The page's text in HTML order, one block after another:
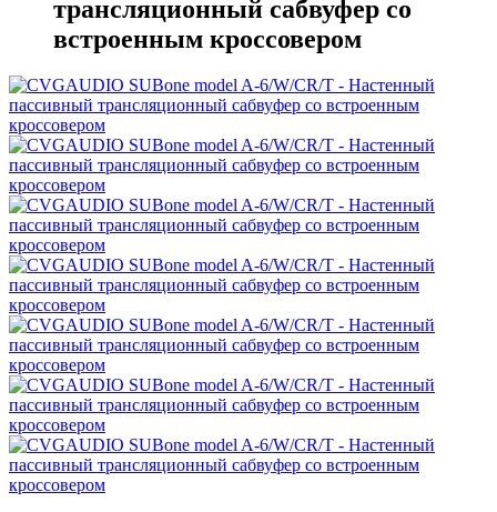
трансляционный сабвуфер cо
встроенным кроссовером